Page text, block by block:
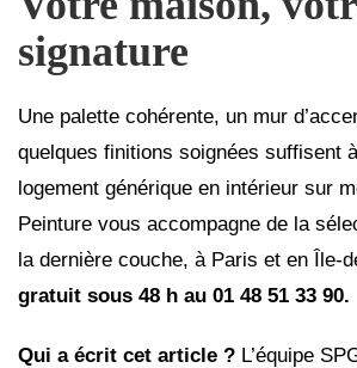
signature
Une palette cohérente, un mur
quelques finitions soignées suffisent
logement générique en intérieur sur
Peinture vous accompagne de la
la dernière couche, à Paris et en Île-
gratuit sous 48 h au 01 48 51 33 90.
Qui a écrit cet article ? L’équipe